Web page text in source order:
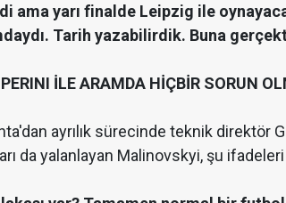
ama yarı finalde Leipzig ile
Tarih yazabilirdik. Buna
İLE ARAMDA HİÇBİR SORUN
ayrılık sürecinde teknik direktör
da yalanlayan Malinovskyi, şu ifadeleri